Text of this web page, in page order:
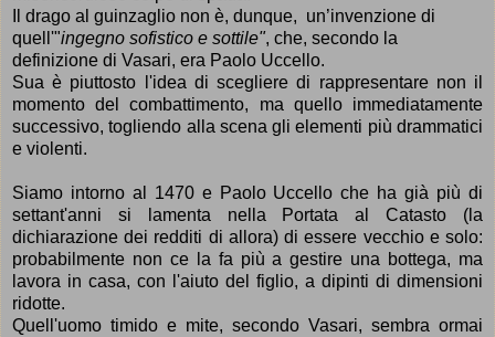
Il drago al guinzaglio non è, dunque, un’invenzione di
quell'"ingegno sofistico e sottile", che, secondo la
definizione di Vasari, era Paolo Uccello.
Suaè piuttosto l'idea di scegliere di rappresentare non il
momento delcombattimento, ma quello immediatamente
successivo, togliendo alla scena gli elementi più drammatici
e violenti.
Siamo intorno al 1470 e Paolo Uccello che ha già più di
settant'anni si lamenta nella Portata al Catasto (la
dichiarazione dei redditi di allora) di essere vecchio e solo:
probabilmente non ce la fa più a gestire una bottega, ma
lavora in casa, con l'aiuto del figlio, a dipinti di dimensioni
ridotte.
Quell'uomo timido e mite, secondo Vasari, sembra ormai